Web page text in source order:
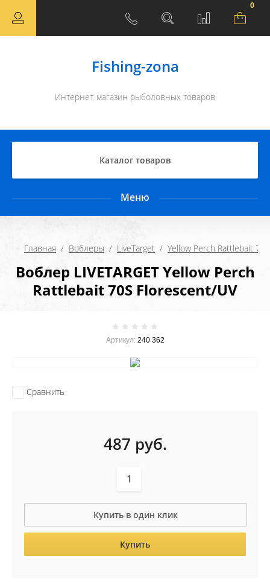
0
Fishing-zona
Интернет-магазин рыболовных товаров
Каталог товаров
Меню
Главная
  /
Воблеры
  /
LiveTarget
  /
Yellow Perch Rattlebait 70S
Воблер LIVETARGET Yellow Perch
Rattlebait 70S Florescent/UV
Артикул:240 362
Сравнить
487 руб.
Купить в один клик
Купить